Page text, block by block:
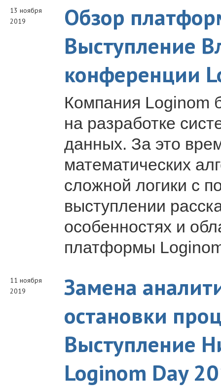
13 ноября
2019
Обзор
Выступление
конференции
Компания Loginom
на разработке
данных. За это
математических
сложной логики с
выступлении
особенностях и
платформы
11 ноября
2019
Замена
остановки
Выступление
Loginom Day